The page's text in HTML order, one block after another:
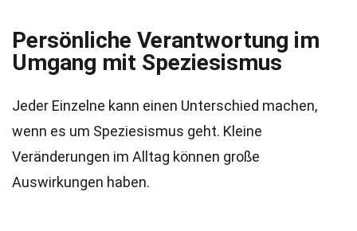
Persönliche Verantwortung im
Umgang mit Speziesismus
Jeder Einzelne kann einen Unterschied machen,
wenn es um Speziesismus geht. Kleine
Veränderungen im Alltag können große
Auswirkungen haben.